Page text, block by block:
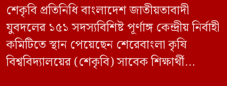
শেকৃবি প্রতিনিধি বাংলাদেশ জাতীয়তাবাদী
যুবদলের ১৫১ সদস্যবিশিষ্ট পূর্ণাঙ্গ কেন্দ্রীয় নির্বাহী
কমিটিতে স্থান পেয়েছেন শেরেবাংলা কৃষি
বিশ্ববিদ্যালয়ের (শেকৃবি) সাবেক শিক্ষার্থী